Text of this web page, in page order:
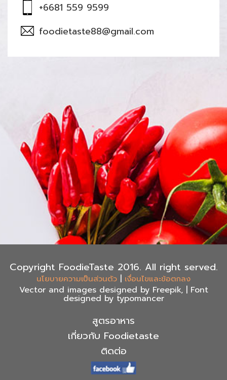
+6681 559 9599
foodietaste88@gmail.com
Copyright FoodieTaste 2016. All right served.
นโยบายความเป็นส่วนตัว เงื่อนไขและข้อตกลง
Vector and images designed by Freepik, | Font
designed by typomancer
สูตรอาหาร
เกี่ยวกับ Foodietaste
ติดต่อ